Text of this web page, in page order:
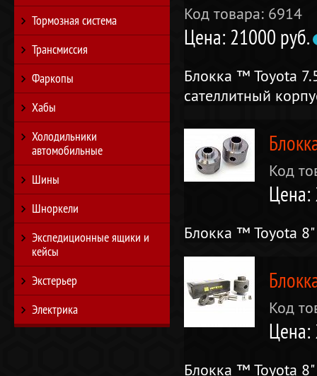
Код товара: 6914
Цена: 21000 руб.
Блокка ™ Toyota
сателлитный
Код
Цена:
Блокка ™ Toyota 8"
Код
Цена:
Блокка ™ Toyota 8"
Тормозная система
Трансмиссия
Фаркопы
Хабы
Холодильники
автомобильные
Шины
Шноркели
Экспедиционные ящики и
кейсы
Экстерьер
Электрика